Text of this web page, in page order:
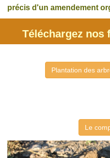
précis d'un amendement
Téléchargez nos
Plantation des
Le